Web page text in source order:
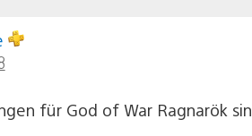
für God of War Ragnarök